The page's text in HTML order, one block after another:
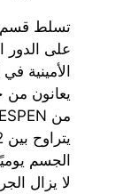
تسلط قسم
على الدور
الأمينية
يعانون من
الجسم
لا يزال